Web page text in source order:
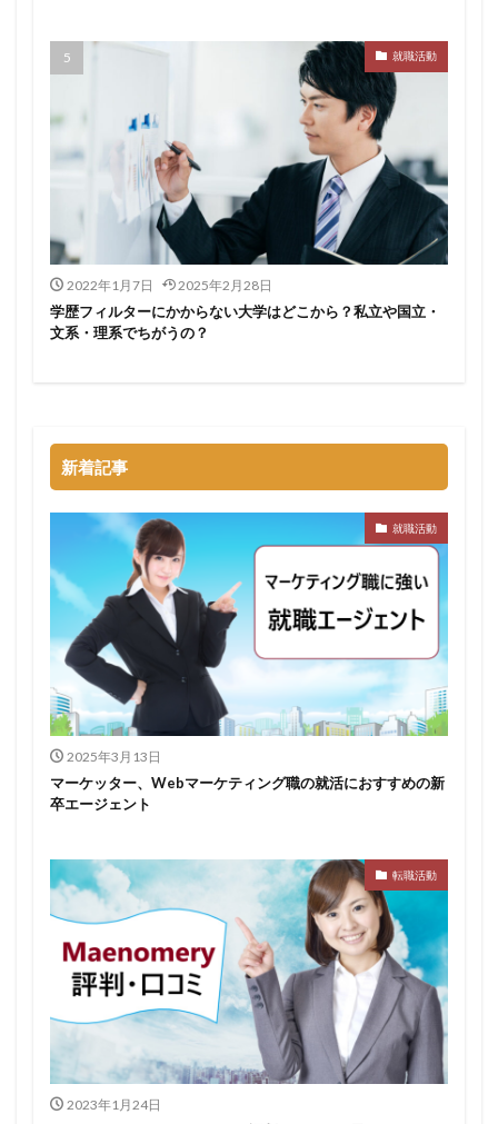
就職活動
2022年1月7日 2025年2月28日
学歴フィルターにかからない大学はどこから？私立や国立・
文系・理系でちがうの？
新着記事
就職活動
2025年3月13日
マーケッター、Webマーケティング職の就活におすすめの新
卒エージェント
転職活動
2023年1月24日
CAMPUS CAREER
20代
dodaキャンパス
2025卒
2024卒
2024
2023 1年目
1ヵ月未満
DiG UP CAREER DYM就職
Sier
SE Re就活
Premiumスカウト
pacebox
ONECAREER OfferBox
NNT
Meets Company
Maenomery
JOBRASS新卒
JAIC
やめても生きていける
みなし手当
やり方
ミーツカンパニー
マイナビ新卒紹介
マイナビジョブ20'sスカウト
マイナビジョブ20's
マイナビ
マーケティング
やりたくない
やり方がわからない
ホワイト企業ランキング
不人気業界
人生終了
二次面接
二次募集 事務職
九州地方
中小企業
ユニスタイル
一次面接
リクナビ就職エージェント
リクナビ
ランキング
マーケッター
ホワイト企業
シェア
スタートアップ
ディグアップキャリア
ツノル
タイプ
スポナビキャリア
スポチョク
スポチャレ
スポーツフィールド
スポーツ
スカウトサイト
デューダ スーツ
しんどい
シンクトワイス
ジョブラス
ジョブトラ
ジョブティービー